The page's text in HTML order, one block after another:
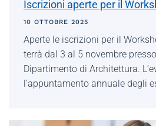
Iscrizioni aperte per il
10 OTTOBRE 2025
Aperte le iscrizioni per il
terrà dal 3 al 5 novembre
Dipartimento di Architettura.
l’appuntamento annuale degli